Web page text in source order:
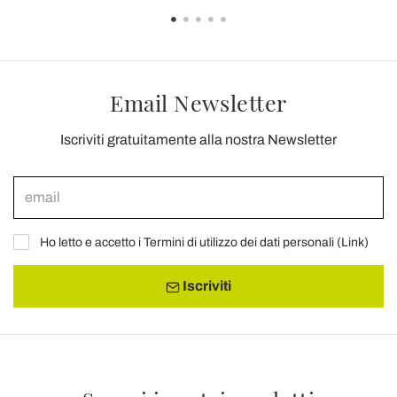
Email Newsletter
Iscriviti gratuitamente alla nostra Newsletter
Ho letto e accetto i Termini di utilizzo dei dati personali (Link)
Iscriviti